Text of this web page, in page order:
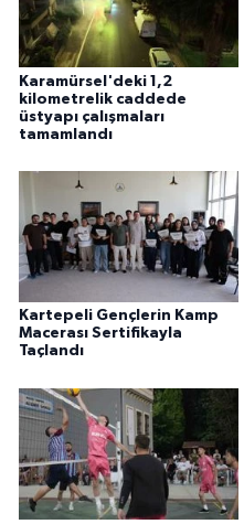
Karamürsel'deki 1,2
kilometrelik caddede
üstyapı çalışmaları
tamamlandı
Kartepeli Gençlerin Kamp
Macerası Sertifikayla
Taçlandı